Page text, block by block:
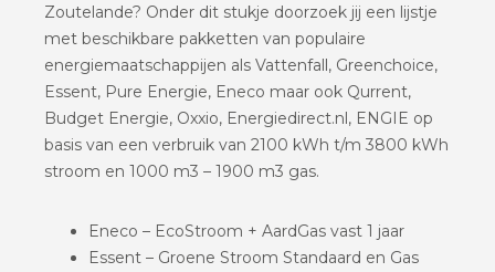
Zoutelande? Onder dit stukje doorzoek jij een lijstje
met beschikbare pakketten van populaire
energiemaatschappijen als Vattenfall, Greenchoice,
Essent, Pure Energie, Eneco maar ook Qurrent,
Budget Energie, Oxxio, Energiedirect.nl, ENGIE op
basis van een verbruik van 2100 kWh t/m 3800 kWh
stroom en 1000 m3 – 1900 m3 gas.
Eneco – EcoStroom + AardGas vast 1 jaar
Essent – Groene Stroom Standaard en Gas